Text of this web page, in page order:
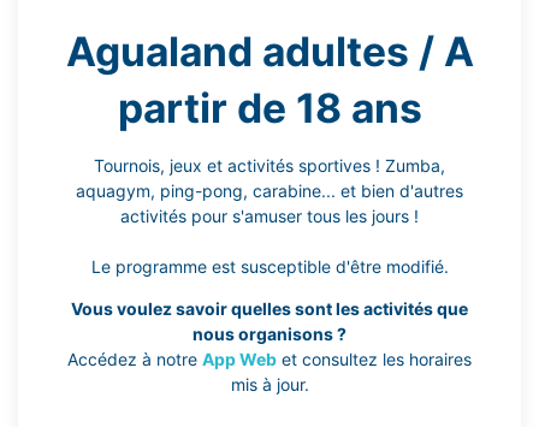
Agualand adultes / A
partir de 18 ans
Tournois, jeux et activités sportives ! Zumba,
aquagym, ping-pong, carabine... et bien d'autres
activités pour s'amuser tous les jours !
Le programme est susceptible d'être modifié.
Vous voulez savoir quelles sont les activités que
nous organisons ?
Accédez à notre App Web et consultez les horaires
mis à jour.